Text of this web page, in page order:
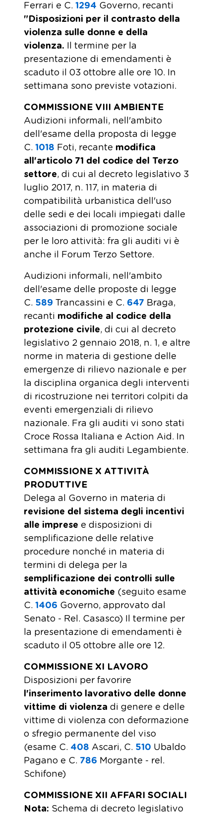
Ferrari e C. 1294 ​ Governo, recanti
"Disposizioni per il contrasto della
violenza sulle donne e della
violenza. Il termine per la
presentazione di emendamenti è
scaduto il 03 ottobre alle ore 10. In
settimana sono previste votazioni.
COMMISSIONE VIII AMBIENTE
Audizioni informali, nell'ambito
dell'esame della proposta di legge
C. 1018 ​ Foti, recante modifica
all'articolo 71 del codice del Terzo
settore, di cui al decreto legislativo 3
luglio 2017, n. 117, in materia di
compatibilità urbanistica dell'uso
delle sedi e dei locali impiegati dalle
associazioni di promozione sociale
per le loro attività: fra gli auditi vi è
anche il Forum Terzo Settore.
Audizioni informali, nell'ambito
dell'esame delle proposte di legge
C. 589 ​ Trancassini e C. 647 ​ Braga,
recanti modifiche al codice della
protezione civile, di cui al decreto
legislativo 2 gennaio 2018, n. 1, e altre
norme in materia di gestione delle
emergenze di rilievo nazionale e per
la disciplina organica degli interventi
di ricostruzione nei territori colpiti da
eventi emergenziali di rilievo
nazionale. Fra gli auditi vi sono stati
Croce Rossa Italiana e Action Aid. In
settimana fra gli auditi Legambiente.
COMMISSIONE X ATTIVITÀ
PRODUTTIVE
Delega al Governo in materia di
revisione del sistema degli incentivi
alle imprese e disposizioni di
semplificazione delle relative
procedure nonché in materia di
termini di delega per la
semplificazione dei controlli sulle
attività economiche (seguito esame
C. 1406 ​ Governo, approvato dal
Senato - Rel. Casasco) Il termine per
la presentazione di emendamenti è
scaduto il 05 ottobre alle ore 12.
COMMISSIONE XI LAVORO
Disposizioni per favorire
l'inserimento lavorativo delle donne
vittime di violenza di genere e delle
vittime di violenza con deformazione
o sfregio permanente del viso
(esame C. 408 ​ Ascari, C. 510 ​ Ubaldo
Pagano e C. 786 ​ Morgante - rel.
Schifone)
COMMISSIONE XII AFFARI SOCIALI
Nota: Schema di decreto legislativo